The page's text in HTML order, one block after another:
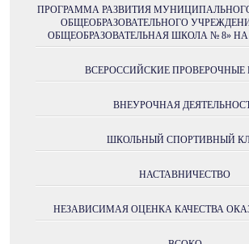
ПРОГРАММА РАЗВИТИЯ
ОБЩЕОБРАЗОВАТЕЛЬНОГО
ОБЩЕОБРАЗОВАТЕЛЬНАЯ ШКОЛА № 8» НА
ВСЕРОССИЙСКИЕ ПРОВЕРОЧНЫЕ
ВНЕУРОЧНАЯ
ШКОЛЬНЫЙ СПОРТИВНЫЙ
НАСТАВНИЧЕСТВО
НЕЗАВИСИМАЯ ОЦЕНКА КАЧЕСТВА